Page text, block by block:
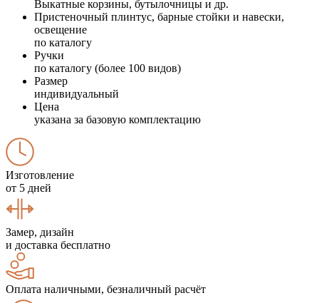
Выкатные корзины, бутылочницы и др.
Пристеночный плинтус, барные стойки и навески,
освещение
по каталогу
Ручки
по каталогу (более 100 видов)
Размер
индивидуальный
Цена
указана за базовую комплектацию
Изготовление
от 5 дней
Замер, дизайн
и доставка бесплатно
Оплата наличными, безналичный расчёт